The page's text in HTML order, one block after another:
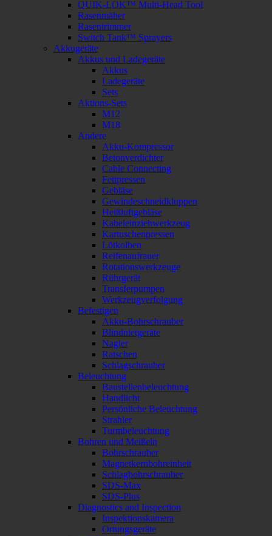
QUIK-LOK™ Multi-Head Tool
Rasenmäher
Rasentrimmer
Switch Tank™ Sprayers
Akkugeräte
Akkus und Ladegeräte
Akkus
Ladegeräte
Sets
Aktions-Sets
M12
M18
Andere
Akku-Kompressor
Betonverdichter
Cable Connecting
Fettpressen
Gebläse
Gewindeschneidkluppen
Heißluftgebläse
Kabeleinziehwerkzeug
Kartuschenpressen
Lötkolben
Reifenaufrauer
Rotationswerkzeuge
Rührgerät
Transferpumpen
Werkzeugverfolgung
Befestigen
Akku-Bohrschrauber
Blindnietgeräte
Nagler
Ratschen
Schlagschrauber
Beleuchtung
Baustellenbeleuchtung
Handlicht
Persönliche Beleuchtung
Strahler
Turmbeleuchtung
Bohren und Meißeln
Bohrschrauber
Magnetkernbohreinheit
Schlagbohrschrauber
SDS-Max
SDS-Plus
Diagnostics and Inspection
Inspektionskamera
Ortungsgeräte